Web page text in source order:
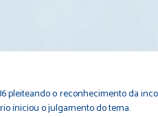
pleiteando o reconhecimento da
iniciou o julgamento do tema.